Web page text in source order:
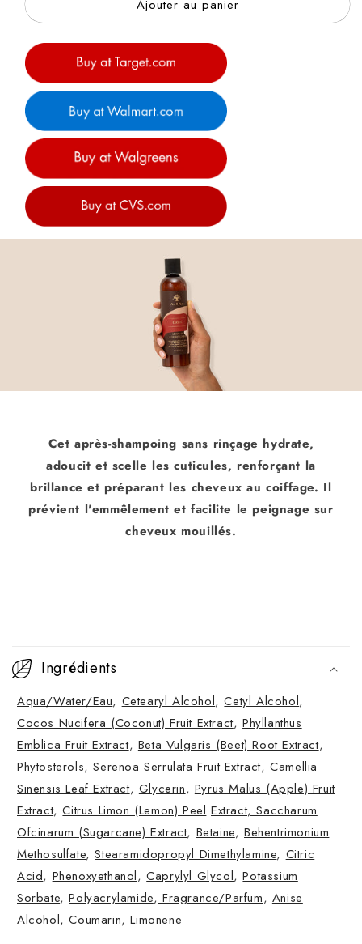
Ajouter au panier
Cet après-shampoing sans rinçage hydrate,
adoucit et scelle les cuticules, renforçant la
brillance et préparant les cheveux au coiffage. Il
prévient l'emmêlement et facilite le peignage sur
cheveux mouillés.
o
n
t
e
n
u
r
é
t
r
a
c
Ingrédients
Aqua/Water/Eau, Cetearyl Alcohol,Cetyl Alcohol,
Cocos Nucifera (Coconut) Fruit Extract,Phyllanthus
Emblica Fruit Extract, Beta Vulgaris (Beet) Root Extract,
Phytosterols,Serenoa Serrulata Fruit Extract,Camellia
Sinensis Leaf Extract, Glycerin, Pyrus Malus (Apple) Fruit
Extract,Citrus Limon (Lemon) Peel Extract, Saccharum
Ofcinarum (Sugarcane) Extract, Betaine,Behentrimonium
Methosulfate,Stearamidopropyl Dimethylamine, Citric
Acid, Phenoxyethanol,Caprylyl Glycol,Potassium
Sorbate,Polyacrylamide, Fragrance/Parfum, Anise
Alcohol, Coumarin,Limonene